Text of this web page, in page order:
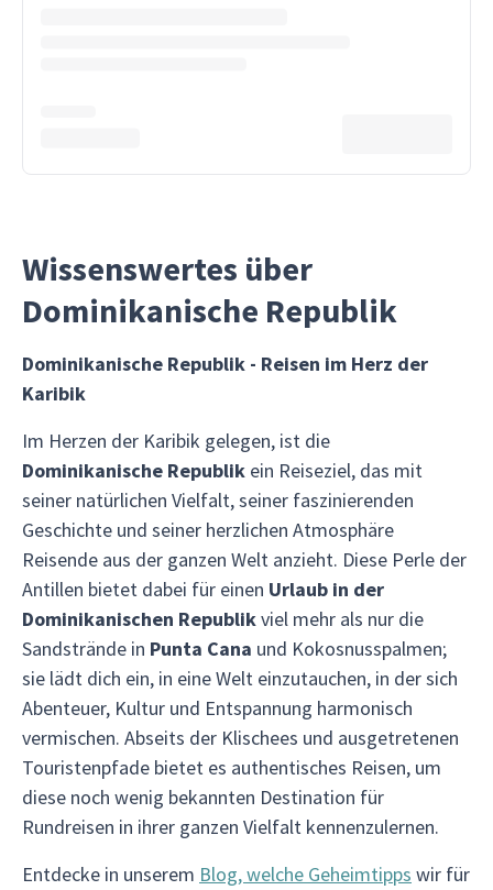
Wissenswertes über
Dominikanische Republik
Dominikanische Republik - Reisen im Herz der
Karibik
Im Herzen der Karibik gelegen, ist die
Dominikanische Republik ein Reiseziel, das mit
seiner natürlichen Vielfalt, seiner faszinierenden
Geschichte und seiner herzlichen Atmosphäre
Reisende aus der ganzen Welt anzieht. Diese Perle der
Antillen bietet dabei für einen Urlaub in der
Dominikanischen Republikviel mehr als nur die
Sandstrände in Punta Cana und Kokosnusspalmen;
sie lädt dich ein, in eine Welt einzutauchen, in der sich
Abenteuer, Kultur und Entspannung harmonisch
vermischen. Abseits der Klischees und ausgetretenen
Touristenpfade bietet es authentisches Reisen, um
diese noch wenig bekannten Destination für
Rundreisen in ihrer ganzen Vielfalt kennenzulernen.
Entdecke in unserem Blog, welche Geheimtipps wir für